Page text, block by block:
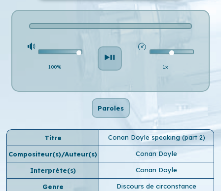
100% 1x
Paroles
Titre Conan Doyle speaking (part 2)
Compositeur(s)/Auteur(s) Conan Doyle
Interprète(s) Conan Doyle
Genre Discours de circonstance